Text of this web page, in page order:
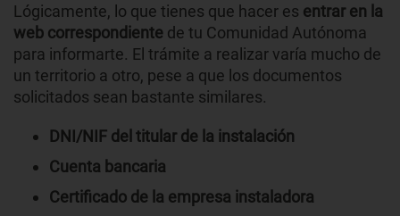
Lógicamente, lo que tienes que hacer es entrar en la
web correspondiente de tu Comunidad Autónoma
para informarte. El trámite a realizar varía mucho de
un territorio a otro, pese a que los documentos
solicitados sean bastante similares.
DNI/NIF del titular de la instalación
Cuenta bancaria
Certificado de la empresa instaladora